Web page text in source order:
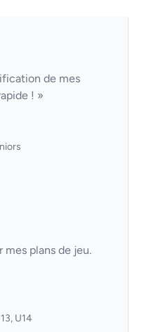
de mes
! »
plans de jeu.
U14